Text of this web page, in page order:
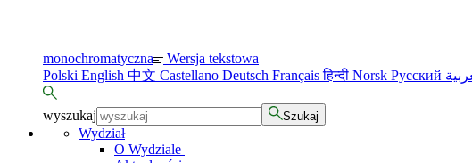
monochromatyczna Wersja tekstowa
Polski English 中文 Castellano Deutsch Françaisहिन्दी Norsk Русский
wyszukaj Szukaj
Wydział
O Wydziale